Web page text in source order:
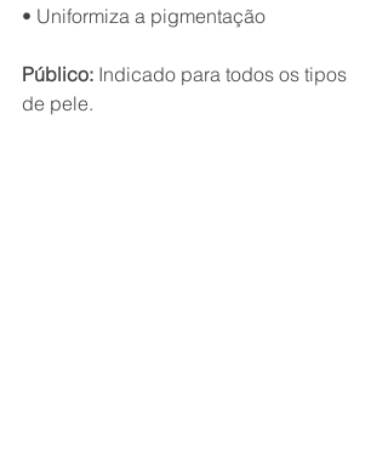
• Uniformiza a pigmentação
Público: Indicado para todos os tipos
de pele.